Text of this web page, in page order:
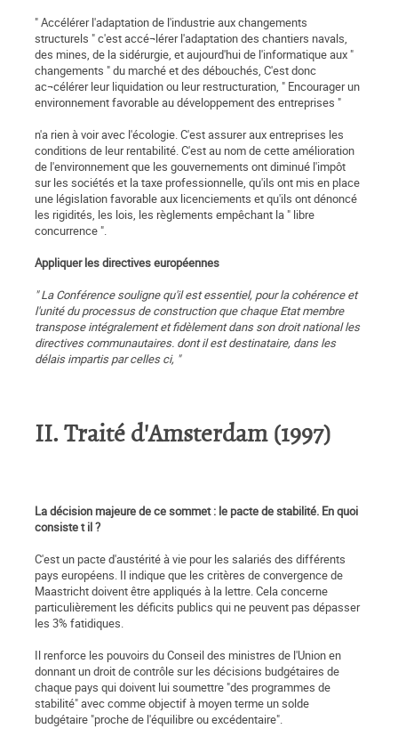
" Accélérer l'adaptation de l'industrie aux changements
structurels " c'est accé¬lérer l'adaptation des chantiers navals,
des mines, de la sidérurgie, et aujourd'hui de l'informatique aux "
changements " du marché et des débouchés, C'est donc
ac¬célérer leur liquidation ou leur restructuration, " Encourager un
environnement favorable au développement des entreprises "
n'a rien à voir avec l'écologie. C'est assurer aux entreprises les
conditions de leur rentabilité. C'est au nom de cette amélioration
de l'environnement que les gouvernements ont diminué l'impôt
sur les sociétés et la taxe professionnelle, qu'ils ont mis en place
une législation favorable aux licenciements et qu'ils ont dénoncé
les rigidités, les lois, les règlements empêchant la " libre
concurrence ".
Appliquer les directives européennes
" La Conférence souligne qu'il est essentiel, pour la cohérence et
l'unité du processus de construction que chaque Etat membre
transpose intégralement et fidèlement dans son droit national les
directives communautaires. dont il est destinataire, dans les
délais impartis par celles ci, "
II. Traité d'Amsterdam (1997)
La décision majeure de ce sommet : le pacte de stabilité. En quoi
consiste t il ?
C'est un pacte d'austérité à vie pour les salariés des différents
pays européens. Il indique que les critères de convergence de
Maastricht doivent être appliqués à la lettre. Cela concerne
particulièrement les déficits publics qui ne peuvent pas dépasser
les 3% fatidiques.
Il renforce les pouvoirs du Conseil des ministres de l'Union en
donnant un droit de contrôle sur les décisions budgétaires de
chaque pays qui doivent lui soumettre "des programmes de
stabilité" avec comme objectif à moyen terme un solde
budgétaire "proche de l'équilibre ou excédentaire".